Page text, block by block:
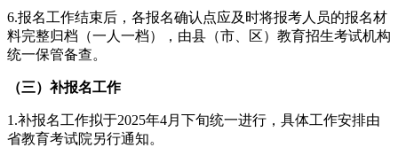
6.报名工作结束后，各报名确认点应及时将报考人员的报名材
料完整归档（一人一档），由县（市、区）教育招生考试机构
统一保管备查。
（三）补报名工作
1.补报名工作拟于2025年4月下旬统一进行，具体工作安排由
省教育考试院另行通知。